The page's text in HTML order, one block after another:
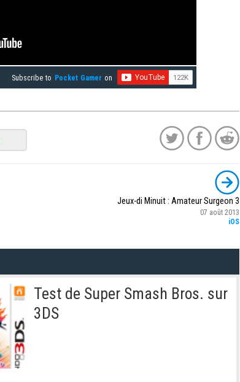
Subscribe to Pocket Gamer on
Jeux-di Minuit : Amateur Surgeon 3
07 août 2013
iOS
Test de Super Smash Bros. sur
3DS